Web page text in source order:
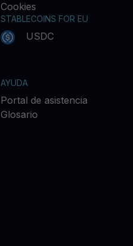
Cookies
STABLECOINS FOR EU
USDC
AYUDA
Portal de asistencia
Glosario